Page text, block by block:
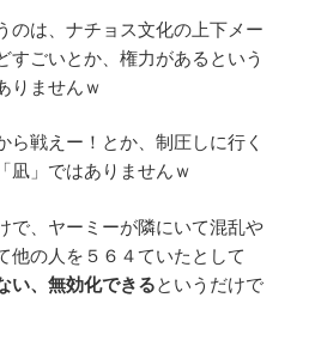
のは、ナチョス文化の上下メー
すごいとか、権力があるという
りませんｗ
ら戦えー！とか、制圧しに行く
凪」ではありませんｗ
で、ヤーミーが隣にいて混乱や
他の人を５６４ていたとして
い、無効化できるというだけで